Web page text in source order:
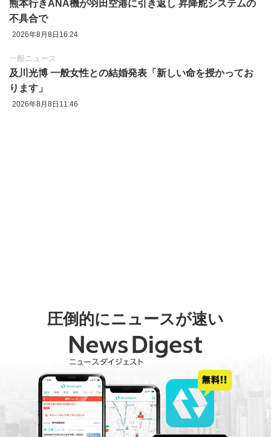
熊本行きANA機が羽田空港に引き返し 昇降舵システムの
不具合で
2026年8月8日16:24
一般ニュース
及川光博 一般女性との結婚発表「新しい命を授かってお
ります」
2026年8月8日11:46
圧倒的にニュースが速い